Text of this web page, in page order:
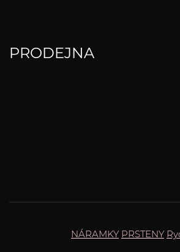
PRODEJNA
NÁRAMKY PRSTENY